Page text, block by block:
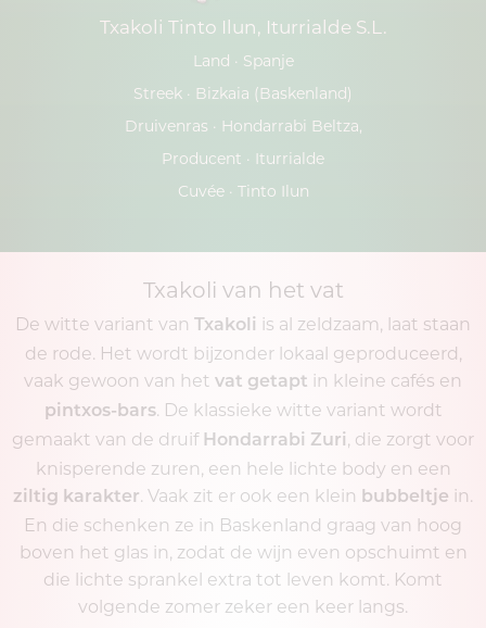
Txakoli Tinto Ilun, Iturrialde S.L.
Land · Spanje
Streek · Bizkaia (Baskenland)
Druivenras · Hondarrabi Beltza,
Producent · Iturrialde
Cuvée · Tinto Ilun
Txakoli van het vat
De witte variant van Txakoli is al zeldzaam, laat staan
de rode. Het wordt bijzonder lokaal geproduceerd,
vaak gewoon van het vat getapt in kleine cafés en
pintxos-bars. De klassieke witte variant wordt
gemaakt van de druif Hondarrabi Zuri
, die zorgt voor
knisperende zuren, een hele lichte body en een
ziltig karakter. Vaak zit er ook een klein bubbeltje in.
En die schenken ze in Baskenland graag van hoog
boven het glas in, zodat de wijn even opschuimt en
die lichte sprankel extra tot leven komt. Komt
volgende zomer zeker een keer langs.